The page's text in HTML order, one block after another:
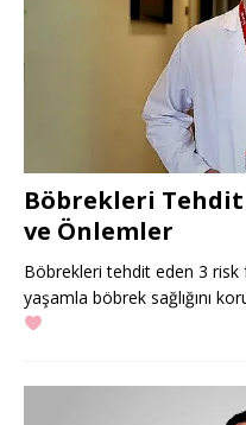
Böbrekleri Tehdit
ve Önlemler
Böbrekleri tehdit eden 3 risk
yaşamla böbrek sağlığını